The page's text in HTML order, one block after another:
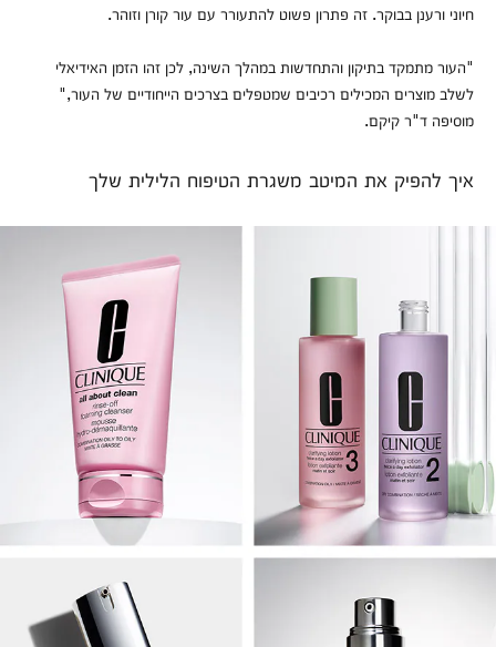
חיוני ורענן בבוקר. זה פתרון פשוט להתעורר עם עור קורן וזוהר.
"העור מתמקד בתיקון והתחדשות במהלך השינה, לכן זהו הזמן האידיאלי
לשלב מוצרים המכילים רכיבים שמטפלים בצרכים הייחודיים של העור,"
מוסיפה ד"ר קיקם.
איך להפיק את המיטב משגרת הטיפוח הלילית שלך